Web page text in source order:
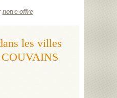
notre offre
les villes